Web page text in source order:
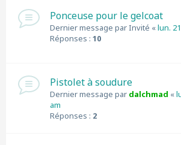
Ponceuse pour le gelcoat
Dernier message parInvité «lun.
Réponses : 10
Pistolet à soudure
Dernier message par dalchmad «
am
Réponses : 2